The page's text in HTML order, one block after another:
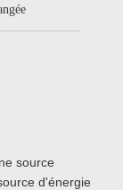
source
d'énergie